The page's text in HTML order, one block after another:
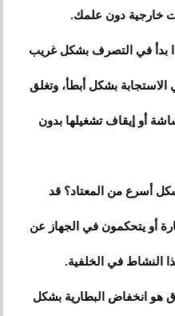
خارجية دون علمك.
بدأ في التصرف بشكل غريب
بشكل أبطأ، وتغلق
أو إيقاف تشغيلها بدون
أسرع من المعتاد؟ قد
أو يتحكمون في الجهاز عن
النشاط في الخلفية.
هو انخفاض البطارية بشكل